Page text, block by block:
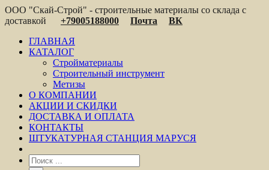
ООО "Скай-Строй" - строительные материалы со склада с
доставкой
+79005188000 Почта
ВК
ГЛАВНАЯ
КАТАЛОГ
Стройматериалы
Строительный инструмент
Метизы
О КОМПАНИИ
АКЦИИ И СКИДКИ
ДОСТАВКА И ОПЛАТА
КОНТАКТЫ
ШТУКАТУРНАЯ СТАНЦИЯ МАРУСЯ